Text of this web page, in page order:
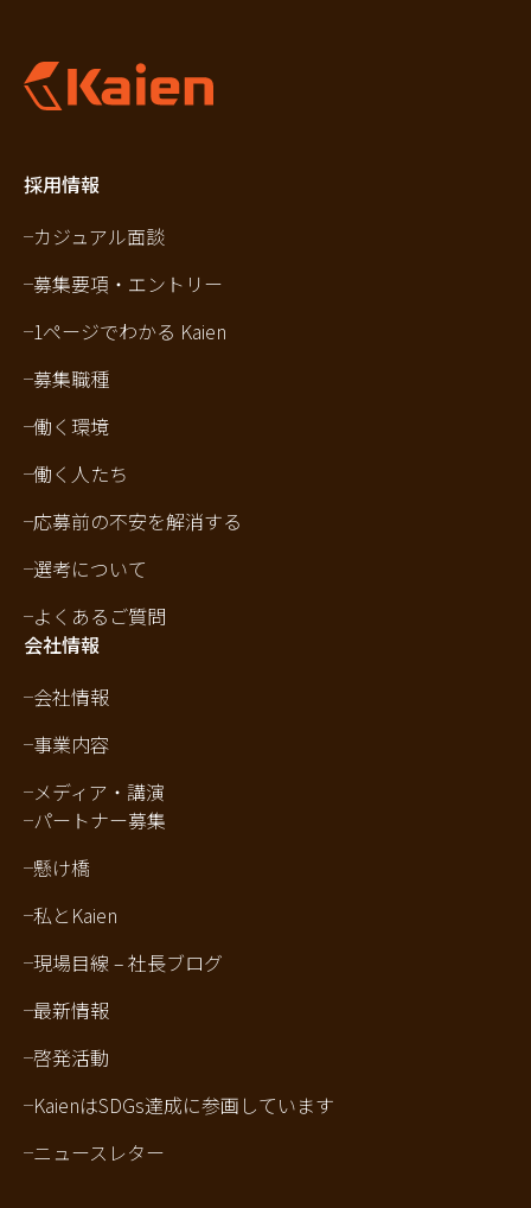
採用情報
カジュアル面談
募集要項・エントリー
1ページでわかる Kaien
募集職種
働く環境
働く人たち
応募前の不安を解消する
選考について
よくあるご質問
会社情報
会社情報
事業内容
メディア・講演
パートナー募集
懸け橋
私とKaien
現場目線 – 社長ブログ
最新情報
啓発活動
KaienはSDGs達成に参画しています
ニュースレター